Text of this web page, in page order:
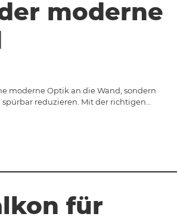
moderne
moderne Optik an die Wand, sondern
reduzieren. Mit der richtigen…
für